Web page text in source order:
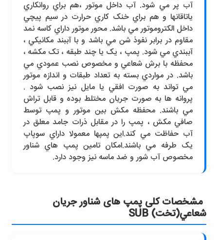
آب پر مي شود. آب داخل موتور ،هم براي روانکاري
ياتاقانها و هم براي خنک کاري حرارت در سيم پيچي
داخل الکتروموتور مي باشد. محور موتور داراي کاسه نمد
مقاوم در برابر نفوذ شن مي باشد و با آببند مکانيکي ،
آببندي مي شود. پمپ ، يک يا چند طبقه ، تک مکشه ،
محفظه با برش شعاعي و مخصوص نصب عمودي مي
باشد. در مواردي بسته به تعداد طبقات و اندازه موتور
مي تواند به صورت افقي يا مايل نيز نصب شود .
پروانه ها به صورت جريان مختلط بوده و قابل تراش
مي باشند. محفظه مکش بين موتور و پمپ توسط
صافي مکش ، پمپ را در مقابل ذرات جامد معلق در
آب حفاظت مي کند.اين پمپها معمولا داراي سوپاپ
يک طرفه مي باشند.امکان تامين پمپ هاي شناور
مخصوص آب شور و ضد ماسه نيز وجود دارد.
مشخصات کلی پمپ های شناور جريان
شعاعي(تخت) SUB